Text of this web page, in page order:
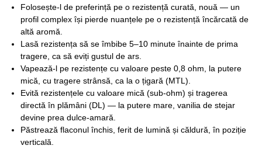
Folosește-l de preferință pe o rezistență curată, nouă — un
profil complex își pierde nuanțele pe o rezistență încărcată de
altă aromă.
Lasă rezistența să se îmbibe 5–10 minute înainte de prima
tragere, ca să eviți gustul de ars.
Vapează-l pe rezistențe cu valoare peste 0,8 ohm, la putere
mică, cu tragere strânsă, ca la o țigară (MTL).
Evită rezistențele cu valoare mică (sub-ohm) și tragerea
directă în plămâni (DL) — la putere mare, vanilia de stejar
devine prea dulce-amară.
Păstrează flaconul închis, ferit de lumină și căldură, în poziție
verticală.